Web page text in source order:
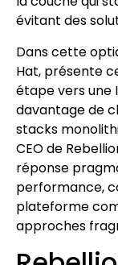
évitant des
Dans cette
Hat, présente
étape vers une
davantage de
stacks
CEO de
réponse
performance,
plateforme
approches